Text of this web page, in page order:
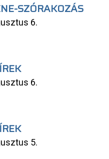
SZÓRAKOZÁS
6.
6.
5.